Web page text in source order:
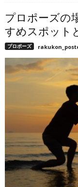
プロポーズの
すめスポット
プロポーズ